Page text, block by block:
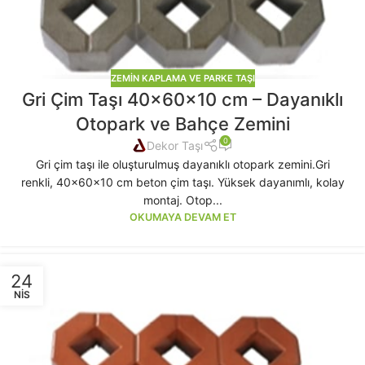
ZEMIN KAPLAMA VE PARKE TAŞI
Gri Çim Taşı 40x60x10 cm – Dayanıklı
Otopark ve Bahçe Zemini
Dekor Taşı 0
Gri çim taşı ile oluşturulmuş dayanıklı otopark zemini.Gri
renkli, 40x60x10 cm beton çim taşı. Yüksek dayanımlı, kolay
montaj. Otop...
OKUMAYA DEVAM ET
24
NIS